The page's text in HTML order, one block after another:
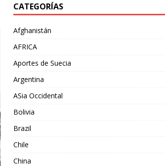
CATEGORÍAS
Afghanistán
AFRICA
Aportes de Suecia
Argentina
ASia Occidental
Bolivia
Brazil
Chile
China